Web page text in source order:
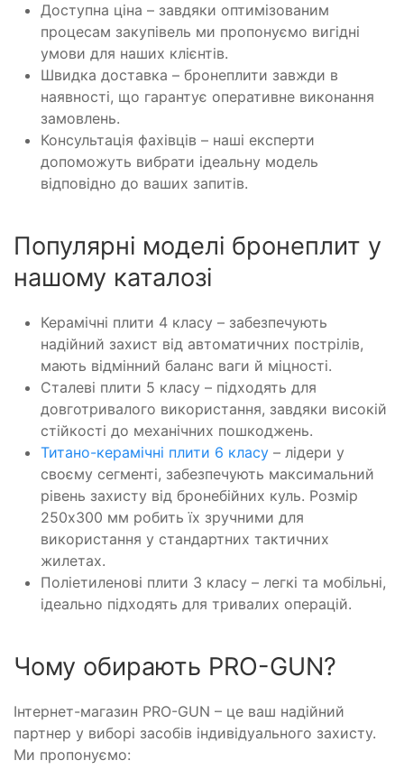
Доступна ціна – завдяки оптимізованим
процесам закупівель ми пропонуємо вигідні
умови для наших клієнтів.
Швидка доставка – бронеплити завжди в
наявності, що гарантує оперативне виконання
замовлень.
Консультація фахівців – наші експерти
допоможуть вибрати ідеальну модель
відповідно до ваших запитів.
Популярні моделі бронеплит у
нашому каталозі
Керамічні плити 4 класу – забезпечують
надійний захист від автоматичних пострілів,
мають відмінний баланс ваги й міцності.
Сталеві плити 5 класу – підходять для
довготривалого використання, завдяки високій
стійкості до механічних пошкоджень.
Титано-керамічні плити 6 класу – лідери у
своєму сегменті, забезпечують максимальний
рівень захисту від бронебійних куль. Розмір
250x300 мм робить їх зручними для
використання у стандартних тактичних
жилетах.
Поліетиленові плити 3 класу – легкі та мобільні,
ідеально підходять для тривалих операцій.
Чому обирають PRO-GUN?
Інтернет-магазин PRO-GUN – це ваш надійний
партнер у виборі засобів індивідуального захисту.
Ми пропонуємо: